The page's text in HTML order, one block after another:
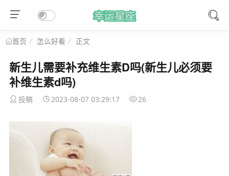
首页 怎么好看 正文
新生儿需要补充维生素D吗(新生儿必须要
补维生素d吗)
投稿 2023-08-07 03:29:17 26